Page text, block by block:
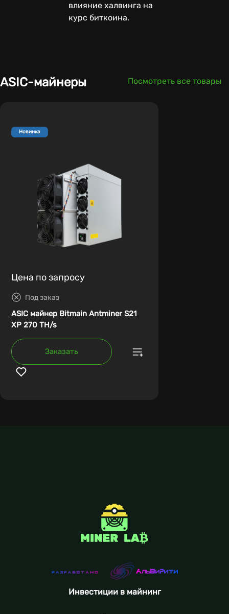
влияние халвинга на
курс биткоина.
ASIC-майнеры Посмотреть все товары
Новинка
Цена по запросу
Под заказ
ASIC майнер Bitmain Antminer S21
XP 270 TH/s
Заказать
Инвестиции в майнинг